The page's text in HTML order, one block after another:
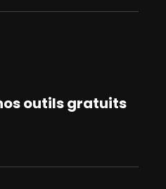
outils gratuits